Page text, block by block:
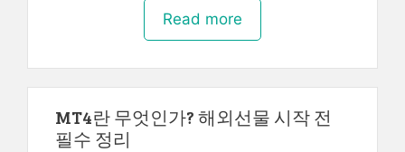
Read more
MT4란 무엇인가? 해외선물 시작 전
필수 정리